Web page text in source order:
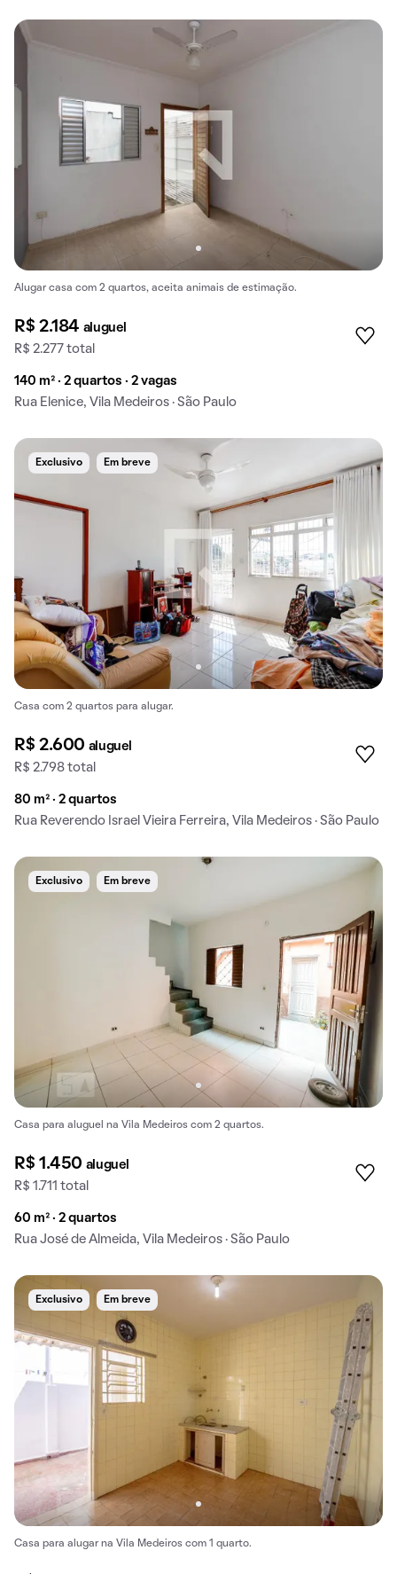
Alugar casa com 2 quartos, aceita animais de estimação.
R$ 2.184 aluguel
R$ 2.277 total
140 m² · 2 quartos · 2 vagas
Rua Elenice, Vila Medeiros · São Paulo
Exclusivo Em breve
Casa com 2 quartos para alugar.
R$ 2.600 aluguel
R$ 2.798 total
80 m² · 2 quartos
Rua Reverendo Israel Vieira Ferreira, Vila Medeiros · São Paulo
Exclusivo Em breve
Casa para aluguel na Vila Medeiros com 2 quartos.
R$ 1.450 aluguel
R$ 1.711 total
60 m² · 2 quartos
Rua José de Almeida, Vila Medeiros · São Paulo
Exclusivo Em breve
Casa para alugar na Vila Medeiros com 1 quarto.